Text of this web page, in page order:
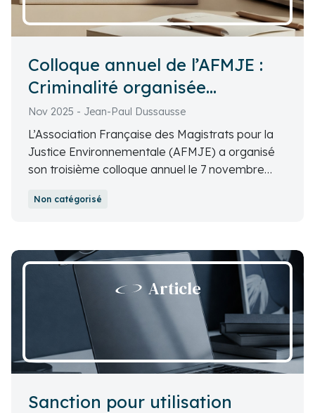
Colloque annuel de l’AFMJE :
Criminalité organisée
environnementale
Nov 2025 - Jean-Paul Dussausse
L’Association Française des Magistrats pour la
Justice Environnementale (AFMJE) a organisé
son troisième colloque annuel le 7 novembre
sur le thème de la criminalité organisée
Non catégorisé
Article
Sanction pour utilisation